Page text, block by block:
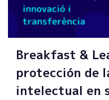
Breakfast &
protección de
intelectual en